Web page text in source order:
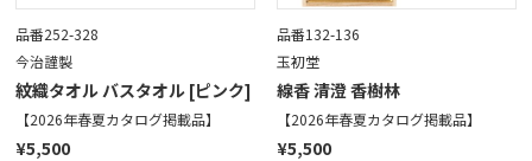
品番252-328
今治謹製
紋織タオル バスタオル [ピンク]
【2026年春夏カタログ掲載品】
¥5,500
品番132-136
玉初堂
線香 清澄 香樹林
【2026年春夏カタログ掲載品】
¥5,500